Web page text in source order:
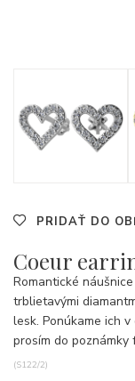
PRIDAŤ DO
Coeur
Romantické
trblietavými
lesk. Ponúkame ich
prosím do
(S122/2)